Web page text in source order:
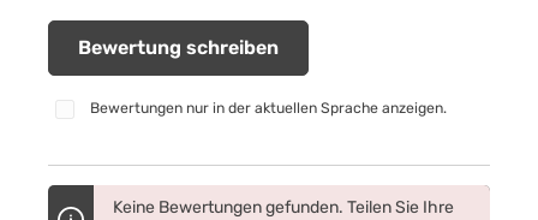
Bewertung schreiben
Bewertungen nur in der aktuellen Sprache anzeigen.
Keine Bewertungen gefunden. Teilen Sie Ihre